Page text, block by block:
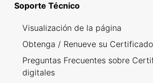
Soporte Técnico
Visualización de la página
Obtenga / Renueve su
Preguntas Frecuentes sobre
digitales